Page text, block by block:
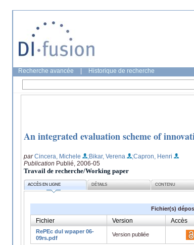
Recherche avancée Historique de recherche
An integrated evaluation scheme of
parCincera, Michele ;Bikar, Verena
;Capron, Henri
Publication Publié, 2006-05
Travail de recherche/Working paper
ACCÈS EN LIGNE DÉTAILS CONTENU
Fichier(s)
Fichier Version Accès
RePEc dul wpaper 06-
09rs.pdf
Version publiée